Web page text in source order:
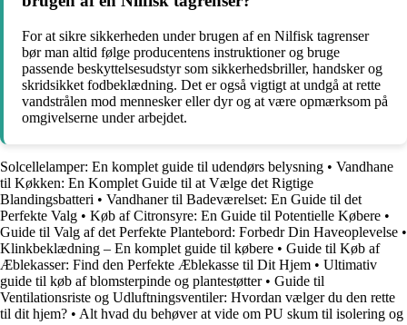
For at sikre sikkerheden under brugen af en Nilfisk tagrenser
bør man altid følge producentens instruktioner og bruge
passende beskyttelsesudstyr som sikkerhedsbriller, handsker og
skridsikket fodbeklædning. Det er også vigtigt at undgå at rette
vandstrålen mod mennesker eller dyr og at være opmærksom på
omgivelserne under arbejdet.
Solcellelamper: En komplet guide til udendørs belysning • Vandhane
til Køkken: En Komplet Guide til at Vælge det Rigtige
Blandingsbatteri • Vandhaner til Badeværelset: En Guide til det
Perfekte Valg • Køb af Citronsyre: En Guide til Potentielle Købere •
Guide til Valg af det Perfekte Plantebord: Forbedr Din Haveoplevelse •
Klinkbeklædning – En komplet guide til købere • Guide til Køb af
Æblekasser: Find den Perfekte Æblekasse til Dit Hjem • Ultimativ
guide til køb af blomsterpinde og plantestøtter• Guide til
Ventilationsriste og Udluftningsventiler: Hvordan vælger du den rette
til dit hjem? • Alt hvad du behøver at vide om PU skum til isolering og